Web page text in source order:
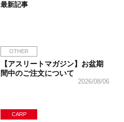
最新記事
OTHER
【アスリートマガジン】お盆期
間中のご注文について
2026/08/06
CARP